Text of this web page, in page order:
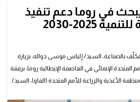
في روما دعم تنفيذ
2025-2030
بالصناعة، السيد/ إلياس موسى دواله، بزيارة
المتحدة الإنمائي في العاصمة الإيطالية روما، برفقة
الأغذية والزراعة للأمم المتحدة (الفاو)، السيد/